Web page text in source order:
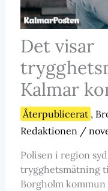
Det visar
Kalmar
Återpublicerat ,
Redaktionen /
Polisen i region
trygghetsmätning
Borgholm